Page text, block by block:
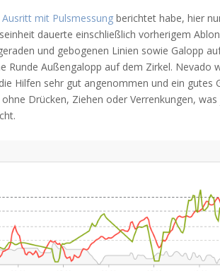
mit
Ausritt mit Pulsmessungberichtet habe, hier
dauerte einschließlich vorherigem
und gebogenen Linien sowie Galopp
Runde Außengalopp auf dem Zirkel. Nevado
Hilfen sehr gut angenommen und ein gutes
Drücken, Ziehen oder Verrenkungen,